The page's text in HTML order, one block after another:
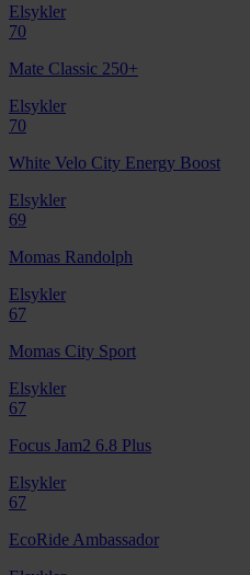
Elsykler
70
Mate Classic 250+
Elsykler
70
White Velo City Energy Boost
Elsykler
69
Momas Randolph
Elsykler
67
Momas City Sport
Elsykler
67
Focus Jam2 6.8 Plus
Elsykler
67
EcoRide Ambassador